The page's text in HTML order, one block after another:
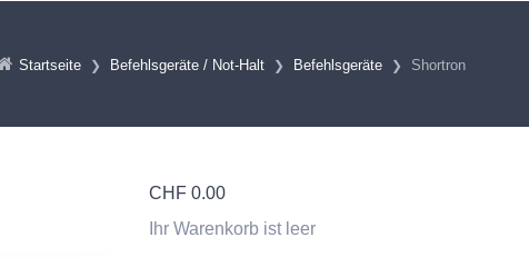
Startseite Befehlsgeräte / Not-Halt Befehlsgeräte Shortron
CHF 0.00
Ihr Warenkorb ist leer